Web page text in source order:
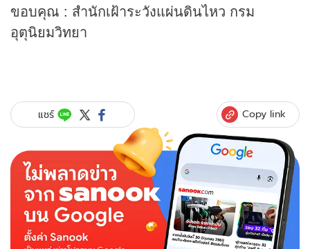
ขอบคุณ : สำนักเฝ้าระวังแผ่นดินไหว กรม
อุตุนิยมวิทยา
แชร์ Copy link